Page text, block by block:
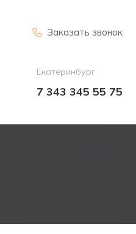
Заказать звонок
Екатеринбург
7 343 345 55 75